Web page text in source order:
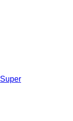
Super